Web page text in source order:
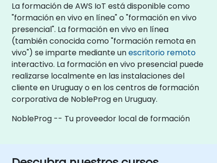
La formación de AWS IoT está disponible como
"formación en vivo en línea" o "formación en vivo
presencial". La formación en vivo en línea
(también conocida como "formación remota en
vivo") se imparte mediante unescritorio remoto
interactivo. La formación en vivo presencial puede
realizarse localmente en las instalaciones del
cliente en Uruguay o en los centros de formación
corporativa de NobleProg en Uruguay.
NobleProg -- Tu proveedor local de formación